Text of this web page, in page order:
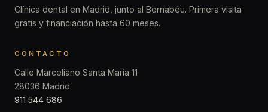
Clínica dental en Madrid, junto al Bernabéu. Primera visita
gratis y financiación hasta 60 meses.
CONTACTO
Calle Marceliano Santa María 11
28036 Madrid
911 544 686